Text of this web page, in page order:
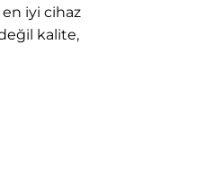
en iyi cihaz
kalite,